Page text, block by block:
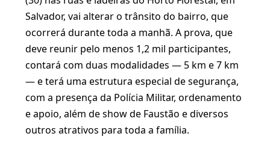
Salvador, vai alterar o trânsito do bairro, que
ocorrerá durante toda a manhã. A prova, que
deve reunir pelo menos 1,2 mil participantes,
contará com duas modalidades — 5 km e 7 km
— e terá uma estrutura especial de segurança,
com a presença da Polícia Militar, ordenamento
e apoio, além de show de Faustão e diversos
outros atrativos para toda a família.